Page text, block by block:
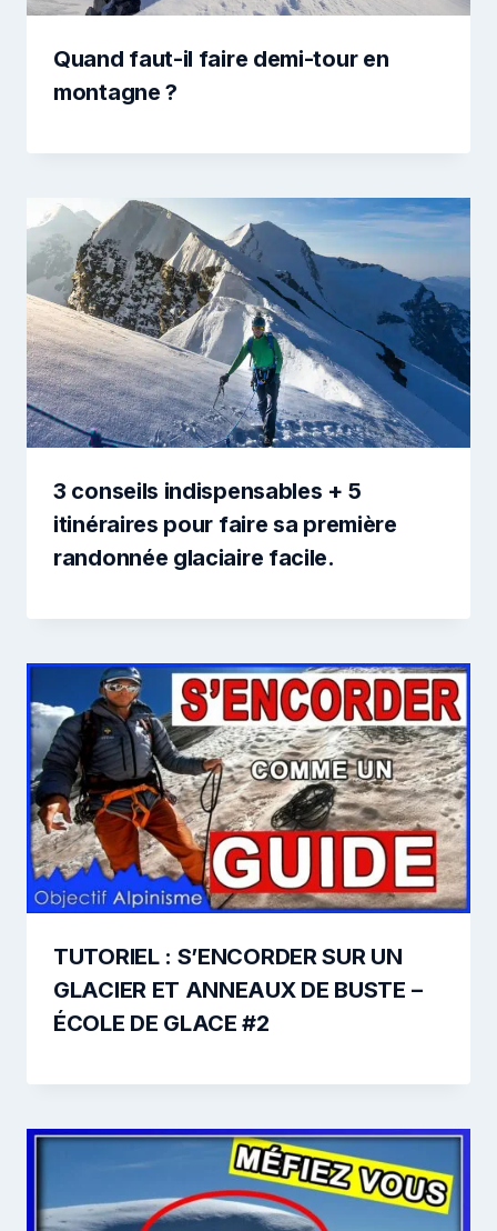
Quand faut-il faire demi-tour en
montagne ?
3 conseils indispensables + 5
itinéraires pour faire sa première
randonnée glaciaire facile.
TUTORIEL : S’ENCORDER SUR UN
GLACIER ET ANNEAUX DE BUSTE –
ÉCOLE DE GLACE #2